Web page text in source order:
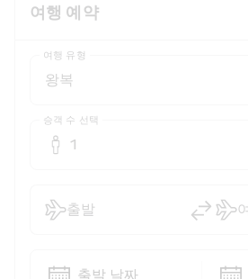
여행 예약
여행 유형
승객 수 선택
1
출발
출발 날짜